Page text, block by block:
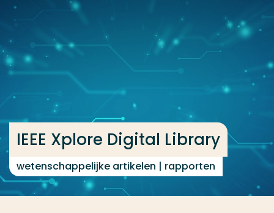
Ga direct naar de content
... > IEEE Xplore Digital Library
IEEE Xplore Digital Library
wetenschappelijke artikelen | rapporten
Opleiding